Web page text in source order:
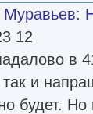
Муравьев:
12
в
так и
будет.